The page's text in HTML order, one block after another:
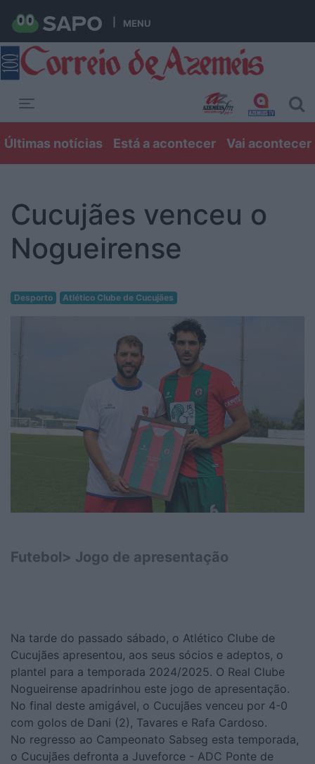
MENU
Últimas notícias Está a acontecer Vai acontecer
Cucujães venceu o
Nogueirense
Desporto Atlético Clube de Cucujães
Futebol> Jogo de apresentação
Na tarde do passado sábado, o Atlético Clube de
Cucujães apresentou, aos seus sócios e adeptos, o
plantel para a temporada 2024/2025. O Real Clube
Nogueirense apadrinhou este jogo de apresentação.
No final deste amigável, o Cucujães venceu por 4-0
com golos de Dani (2), Tavares e Rafa Cardoso.
No regresso ao Campeonato Sabseg esta temporada,
o Cucujães defronta a Juveforce - ADC Ponte de